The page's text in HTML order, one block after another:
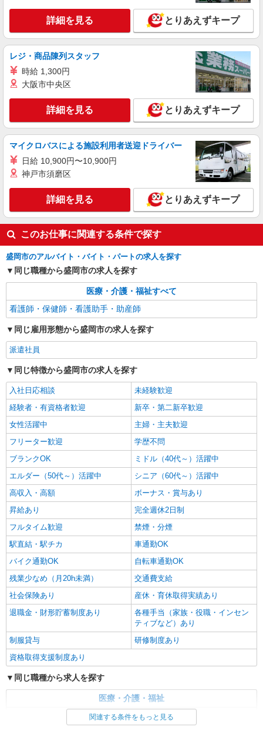
詳細を見る とりあえずキープ
レジ・商品陳列スタッフ
時給 1,300円
大阪市中央区
詳細を見る とりあえずキープ
マイクロバスによる施設利用者送迎ドライバー
日給 10,900円〜10,900円
神戸市須磨区
詳細を見る とりあえずキープ
このお仕事に関連する条件で探す
盛岡市のアルバイト・バイト・パートの求人を探す
同じ職種から盛岡市の求人を探す
医療・介護・福祉すべて
看護師・保健師・看護助手・助産師
同じ雇用形態から盛岡市の求人を探す
派遣社員
同じ特徴から盛岡市の求人を探す
入社日応相談
未経験歓迎
経験者・有資格者歓迎
新卒・第二新卒歓迎
女性活躍中
主婦・主夫歓迎
フリーター歓迎
学歴不問
ブランクOK
ミドル（40代～）活躍中
エルダー（50代～）活躍中
シニア（60代～）活躍中
高収入・高額
ボーナス・賞与あり
昇給あり
完全週休2日制
フルタイム歓迎
禁煙・分煙
駅直結・駅チカ
車通勤OK
バイク通勤OK
自転車通勤OK
残業少なめ（月20h未満）
交通費支給
社会保険あり
産休・育休取得実績あり
退職金・財形貯蓄制度あり
各種手当（家族・役職・インセン
ティブなど）あり
制服貸与
研修制度あり
資格取得支援制度あり
同じ職種から求人を探す
医療・介護・福祉
看護師・保健師・看護助手・助産師
関連する条件をもっと見る